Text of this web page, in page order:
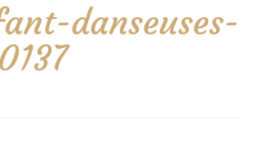
danseuses-